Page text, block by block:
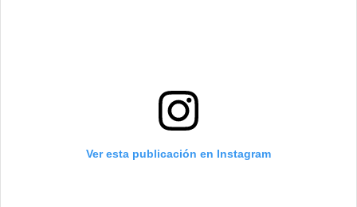
Ver esta publicación en Instagram